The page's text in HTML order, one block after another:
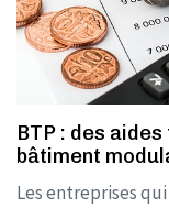
BTP : des
bâtiment
Les entreprises